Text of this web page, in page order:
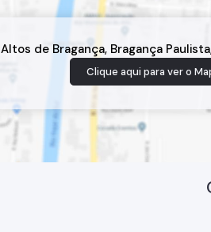
Altos de Bragança, Bragança Paulista
Clique aqui para ver o